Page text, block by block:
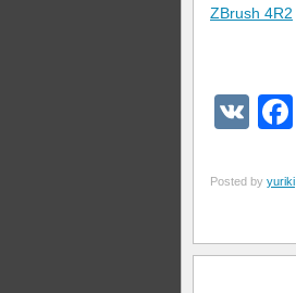
ZBrush 4R2
VK
Posted by yuriki